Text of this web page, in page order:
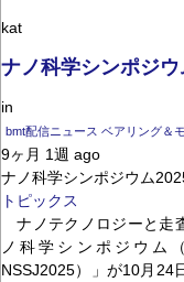
kat
ナノ科学シンポジ
in
bmt配信ニュース ベアリング＆
9ヶ月 1週 ago
ナノ科学シンポジウム
トピックス
ナノテクノロジーと走
ノ科学シンポジウム
NSSJ2025）」が10月24